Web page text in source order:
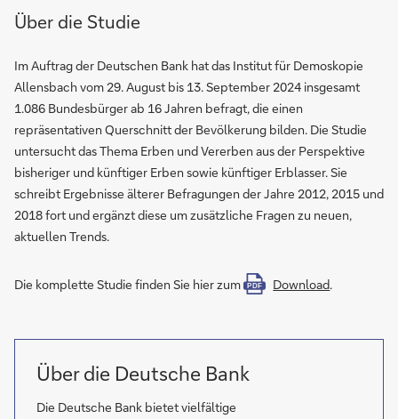
Über die Studie
Im Auftrag der Deutschen Bank hat das Institut für Demoskopie
Allensbach vom 29. August bis 13. September 2024 insgesamt
1.086 Bundesbürger ab 16 Jahren befragt, die einen
repräsentativen Querschnitt der Bevölkerung bilden. Die Studie
untersucht das Thema Erben und Vererben aus der Perspektive
bisheriger und künftiger Erben sowie künftiger Erblasser. Sie
schreibt Ergebnisse älterer Befragungen der Jahre 2012, 2015 und
2018 fort und ergänzt diese um zusätzliche Fragen zu neuen,
aktuellen Trends.
Die komplette Studie finden Sie hier zum PDF Download.
Über die Deutsche Bank
Die Deutsche Bank bietet vielfältige